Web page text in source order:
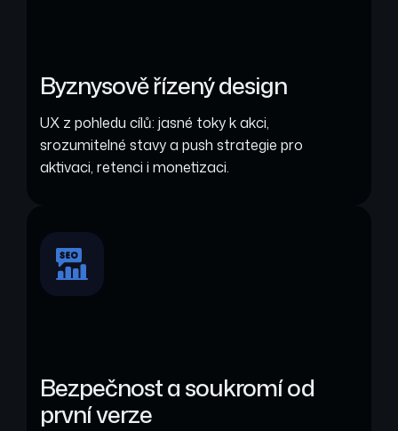
Byznysově řízený design
UX z pohledu cílů: jasné toky k akci,
srozumitelné stavy a push strategie pro
aktivaci, retenci i monetizaci.
Bezpečnost a soukromí od
první verze